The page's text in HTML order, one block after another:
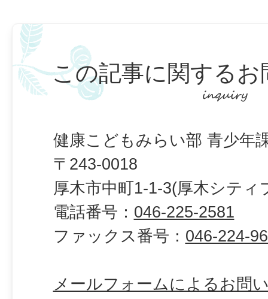
この記事に関するお
健康こどもみらい部 青少年
〒243-0018
厚木市中町1-1-3(厚木シティ
電話番号： 046-225-2581
ファックス番号： 046-224-
メールフォームによるお問